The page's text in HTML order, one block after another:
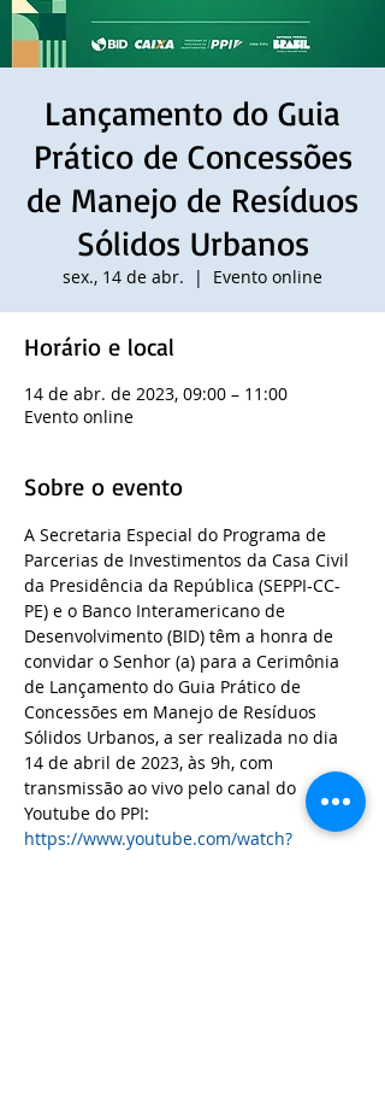
Lançamento do Guia
Prático de Concessões
de Manejo de Resíduos
Sólidos Urbanos
sex., 14 de abr.
  |
Evento online
Horário e local
14 de abr. de 2023, 09:00 – 11:00
Evento online
Sobre o evento
A Secretaria Especial do Programa de
Parcerias de Investimentos da Casa Civil
da Presidência da República (SEPPI-CC-
PE) e o Banco Interamericano de
Desenvolvimento (BID) têm a honra de
convidar o Senhor (a) para a Cerimônia
de Lançamento do Guia Prático de
Concessões em Manejo de Resíduos
Sólidos Urbanos, a ser realizada no dia
14 de abril de 2023, às 9h, com
transmissão ao vivo pelo canal do
Youtube do PPI:
https://www.youtube.com/watch?